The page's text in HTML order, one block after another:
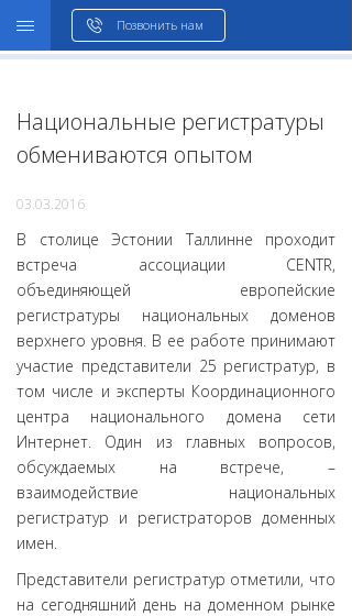
Позвонить нам
Национальные регистратуры
обмениваются опытом
03.03.2016
В столице Эстонии Таллинне проходит
встреча ассоциации CENTR,
объединяющей европейские
регистратуры национальных доменов
верхнего уровня. В ее работе принимают
участие представители 25 регистратур, в
том числе и эксперты Координационного
центра национального домена сети
Интернет. Один из главных вопросов,
обсуждаемых на встрече, –
взаимодействие национальных
регистратур и регистраторов доменных
имен.
Представители регистратур отметили, что
на сегодняшний день на доменном рынке